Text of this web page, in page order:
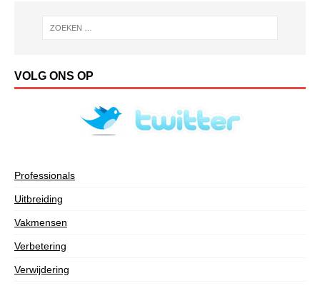
VOLG ONS OP
Professionals
Uitbreiding
Vakmensen
Verbetering
Verwijdering